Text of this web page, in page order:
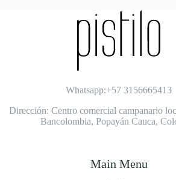
Whatsapp:+57 3156665413
Dirección: Centro comercial campanario
Bancolombia, Popayán Cauca,
Main Menu